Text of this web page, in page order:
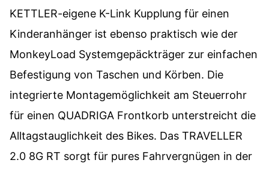
KETTLER-eigene K-Link Kupplung für einen
Kinderanhänger ist ebenso praktisch wie der
MonkeyLoad Systemgepäckträger zur einfachen
Befestigung von Taschen und Körben. Die
integrierte Montagemöglichkeit am Steuerrohr
für einen QUADRIGA Frontkorb unterstreicht die
Alltagstauglichkeit des Bikes. Das TRAVELLER
2.0 8G RT sorgt für pures Fahrvergnügen in der